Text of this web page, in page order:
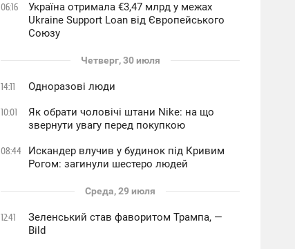
06:16
Україна отримала €3,47 млрд у межах
Ukraine Support Loan від Європейського
Союзу
Четверг, 30 июля
14:11 Одноразові люди
10:01
Як обрати чоловічі штани Nike: на що
звернути увагу перед покупкою
08:44
Искандер влучив у будинок під Кривим
Рогом: загинули шестеро людей
Среда, 29 июля
12:41
Зеленський став фаворитом Трампа, —
Bild